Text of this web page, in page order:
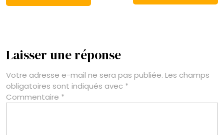
Laisser une réponse
Votre adresse e-mail ne sera pas publiée. Les champs
obligatoires sont indiqués avec *
Commentaire *